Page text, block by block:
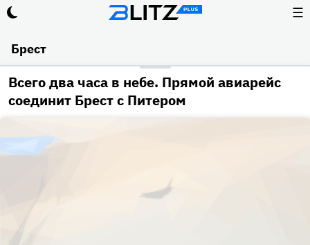
☰
Брест
Всего два часа в небе. Прямой авиарейс
соединит Брест с Питером